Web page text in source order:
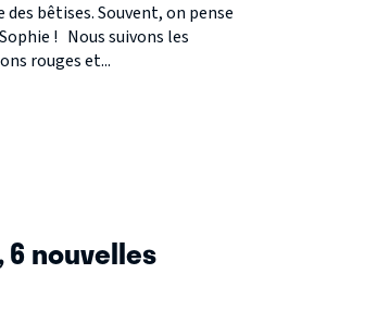
bêtises. Souvent, on pense
! Nous suivons les
rouges et...
6 nouvelles